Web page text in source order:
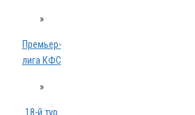
»
Премьер-
лига КФС
»
18-й тур